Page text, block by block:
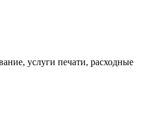
услуги печати, расходные